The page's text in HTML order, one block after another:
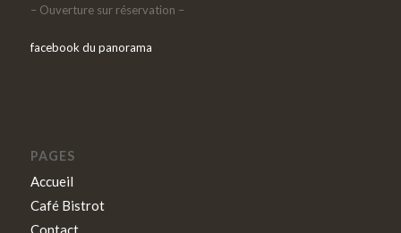
– Ouverture sur réservation –
facebook du panorama
PAGES
Accueil
Café Bistrot
Contact